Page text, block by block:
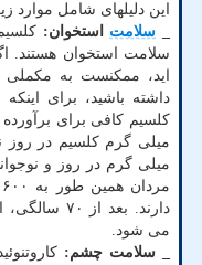
این دلیلهای شامل موارد
سلامت استخوان:
سلامت استخوان هستند.
اید، ممکنست به مکملی
داشته باشید، برای
می شود.
_ سلامت چشم: